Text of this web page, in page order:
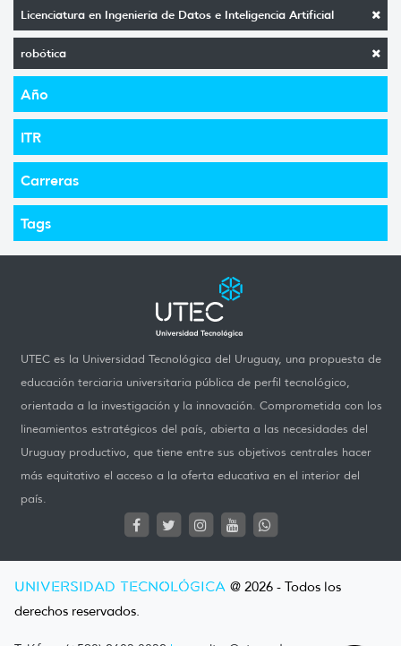
Licenciatura en Ingeniería de Datos e Inteligencia Artificial
robótica
Año
ITR
Carreras
Tags
UTEC es la Universidad Tecnológica del Uruguay, una propuesta de
educación terciaria universitaria pública de perfil tecnológico,
orientada a la investigación y la innovación. Comprometida con los
lineamientos estratégicos del país, abierta a las necesidades del
Uruguay productivo, que tiene entre sus objetivos centrales hacer
más equitativo el acceso a la oferta educativa en el interior del
país.
UNIVERSIDAD TECNOLÓGICA @ 2026 - Todos los
derechos reservados.